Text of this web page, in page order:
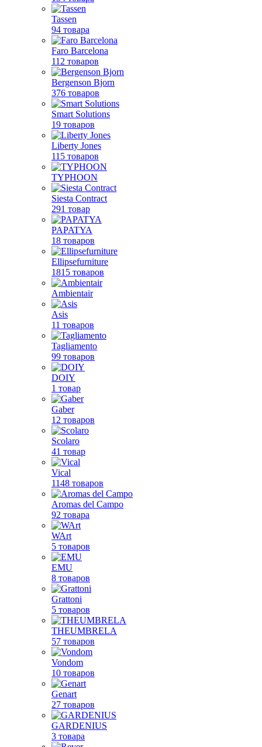
Tassen
94 товара
Faro Barcelona
112 товаров
Bergenson Bjorn
376 товаров
Smart Solutions
19 товаров
Liberty Jones
115 товаров
TYPHOON
Siesta Contract
291 товар
PAPATYA
18 товаров
Ellipsefurniture
1815 товаров
Ambientair
Asis
11 товаров
Tagliamento
99 товаров
DOIY
1 товар
Gaber
12 товаров
Scolaro
41 товар
Vical
1148 товаров
Aromas del Campo
92 товара
WArt
5 товаров
EMU
8 товаров
Grattoni
5 товаров
THEUMBRELA
57 товаров
Vondom
10 товаров
Genart
27 товаров
GARDENIUS
3 товара